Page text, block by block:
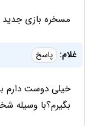
مسخره بازی جدید
غلام: پاسخ
خیلی دوست دارم
بگیرم؟با وسیله